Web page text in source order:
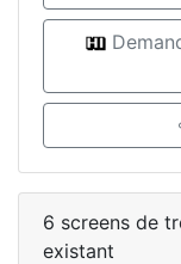
6 screens de
existant